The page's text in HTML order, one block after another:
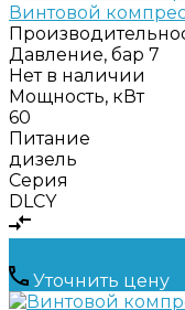
Винтовой
Давление, бар 7
Нет в наличии
Мощность, кВт
60
Питание
дизель
Серия
DLCY
Уточнить цену